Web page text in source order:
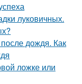
луковичных.
дождя. Как
ложке или